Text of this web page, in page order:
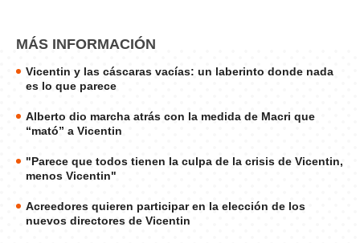
MÁS INFORMACIÓN
Vicentin y las cáscaras vacías: un laberinto donde nada
es lo que parece
Alberto dio marcha atrás con la medida de Macri que
“mató” a Vicentin
"Parece que todos tienen la culpa de la crisis de Vicentin,
menos Vicentin"
Acreedores quieren participar en la elección de los
nuevos directores de Vicentin